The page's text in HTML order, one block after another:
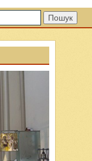
Пошук